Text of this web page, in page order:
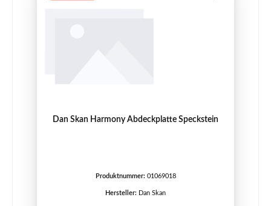
Dan Skan Harmony Abdeckplatte Speckstein
Produktnummer: 01069018
Hersteller: Dan Skan